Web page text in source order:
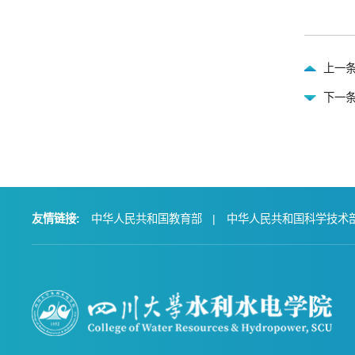
上一
下一
友情链接: 中华人民共和国教育部 | 中华人民共和国科学技术